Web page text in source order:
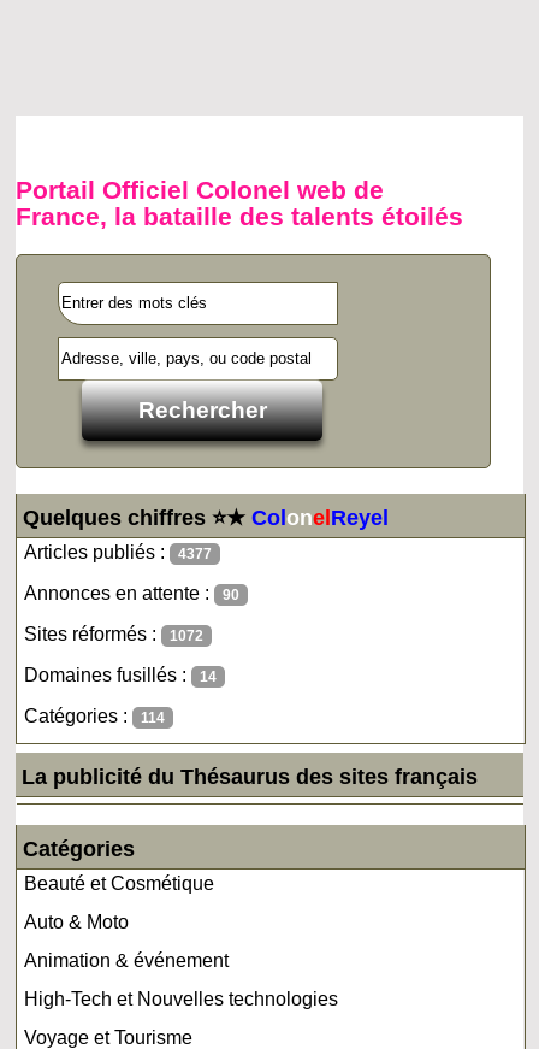
Portail Officiel Colonel web de
France, la bataille des talents étoilés
Quelques chiffres ⭐★ColonelReyel
Articles publiés : 4377
Annonces en attente : 90
Sites réformés : 1072
Domaines fusillés : 14
Catégories : 114
La publicité du Thésaurus des sites français
Catégories
Beauté et Cosmétique
Auto & Moto
Animation & événement
High-Tech et Nouvelles technologies
Voyage et Tourisme